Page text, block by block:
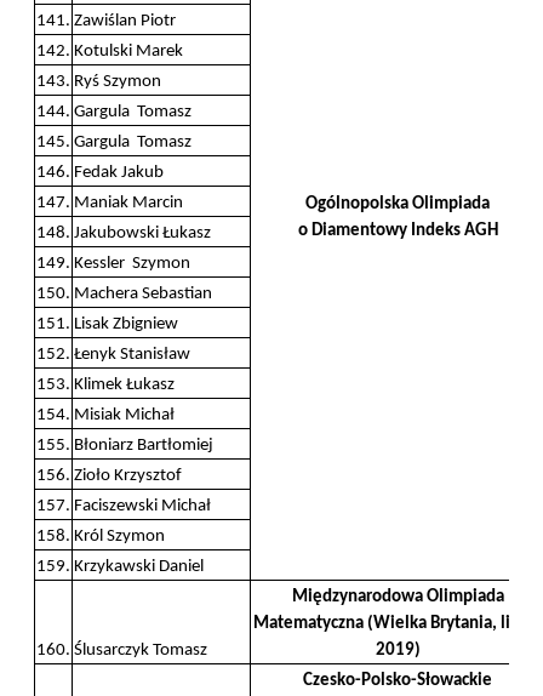
Ogólnopolska Olimpiada
o Diamentowy Indeks AGH
141. Zawiślan Piotr
142. Kotulski Marek
143. Ryś Szymon
144. Gargula Tomasz
145. Gargula Tomasz
146. Fedak Jakub
147. Maniak Marcin
148. Jakubowski Łukasz
149. Kessler Szymon
150. Machera Sebastian
151. Lisak Zbigniew
152. Łenyk Stanisław
153. Klimek Łukasz
154. Misiak Michał
155. Błoniarz Bartłomiej
156. Zioło Krzysztof
157. Faciszewski Michał
158. Król Szymon
159. Krzykawski Daniel
160. Ślusarczyk Tomasz
Międzynarodowa Olimpiada
Matematyczna (Wielka Brytania, lipiec
2019)
Czesko-Polsko-Słowackie